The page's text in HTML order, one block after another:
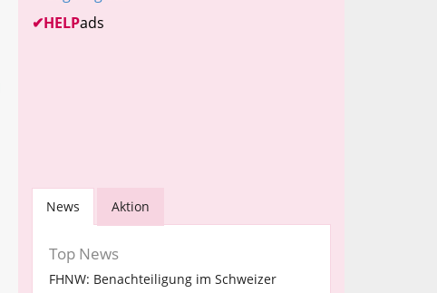
✔HELPads
News Aktion
Top News
FHNW: Benachteiligung im Schweizer